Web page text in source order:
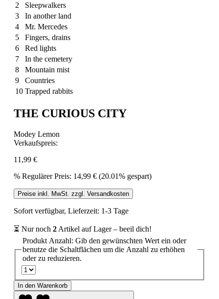
2
Sleepwalkers
3
In another land
4
Mr. Mercedes
5
Fingers, drains
6
Red lights
7
In the cemetery
8
Mountain mist
9
Countries
10 Trapped rabbits
THE CURIOUS CITY
Modey Lemon
Verkaufspreis:
11,99 €
% Regulärer Preis: 14,99 € (20.01% gespart)
Preise inkl. MwSt. zzgl. Versandkosten
Sofort verfügbar, Lieferzeit: 1-3 Tage
⏳ Nur noch 2 Artikel auf Lager – beeil dich!
Produkt Anzahl: Gib den gewünschten Wert ein oder
benutze die Schaltflächen um die Anzahl zu erhöhen
oder zu reduzieren.
In den Warenkorb